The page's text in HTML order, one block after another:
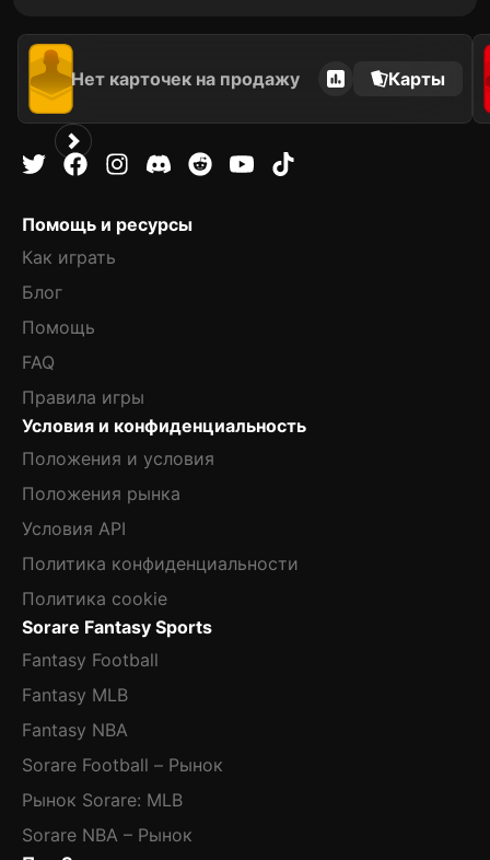
Нет карточек на продажу Карты
Помощь и ресурсы
Как играть
Блог
Помощь
FAQ
Правила игры
Условия и конфиденциальность
Положения и условия
Положения рынка
Условия API
Политика конфиденциальности
Политика cookie
Sorare Fantasy Sports
Fantasy Football
Fantasy MLB
Fantasy NBA
Sorare Football – Рынок
Рынок Sorare: MLB
Sorare NBA – Рынок